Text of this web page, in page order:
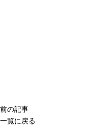
前の記事
一覧に戻る